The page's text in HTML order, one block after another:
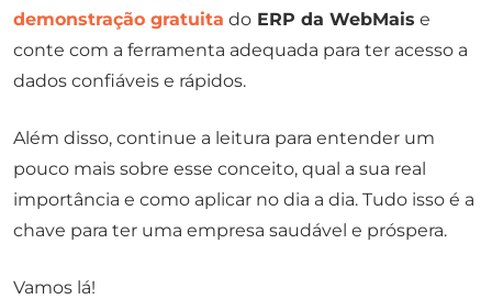
demonstração gratuita do ERP da WebMais e
conte com a ferramenta adequada para ter acesso a
dados confiáveis e rápidos.
Além disso, continue a leitura para entender um
pouco mais sobre esse conceito, qual a sua real
importância e como aplicar no dia a dia. Tudo isso é a
chave para ter uma empresa saudável e próspera.
Vamos lá!